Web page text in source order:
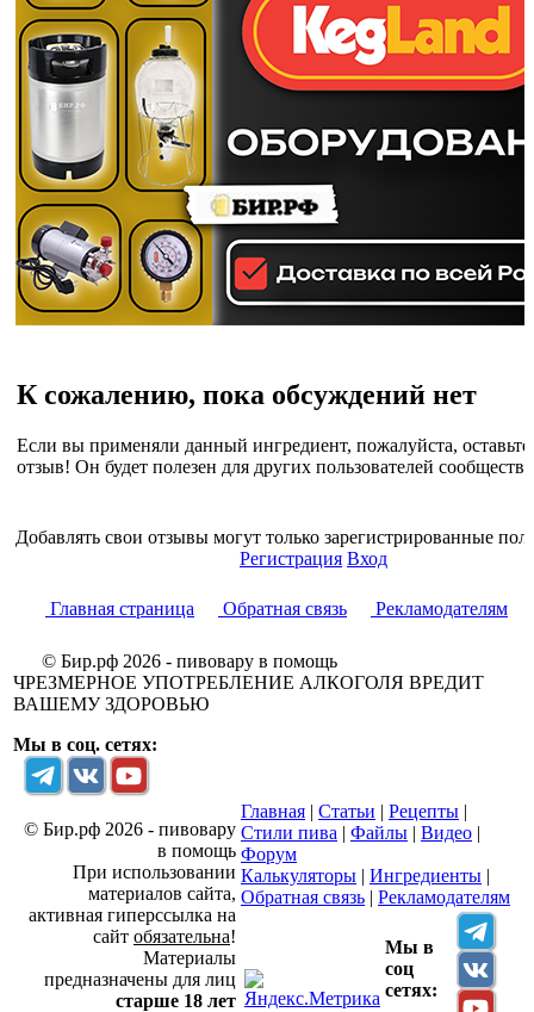
К сожалению, пока обсуждений нет
Если вы применяли данный ингредиент, пожалуйста, оставьте
отзыв! Он будет полезен для других пользователей
Добавлять свои отзывы могут только зарегистрированные
Регистрация Вход
Главная страница Обратная связь Рекламодателям
© Бир.рф 2026 - пивовару в помощь
ЧРЕЗМЕРНОЕ УПОТРЕБЛЕНИЕ АЛКОГОЛЯ ВРЕДИТ
ВАШЕМУ ЗДОРОВЬЮ
Мы в соц. сетях:
© Бир.рф 2026 - пивовару
в помощь
При использовании
материалов сайта,
активная гиперссылка на
сайт обязательна!
Материалы
предназначены для лиц
старше 18 лет
Главная | Статьи | Рецепты |
Стили пива | Файлы | Видео |
Форум
Калькуляторы | Ингредиенты |
Обратная связь | Рекламодателям
Мы в
соц
сетях: